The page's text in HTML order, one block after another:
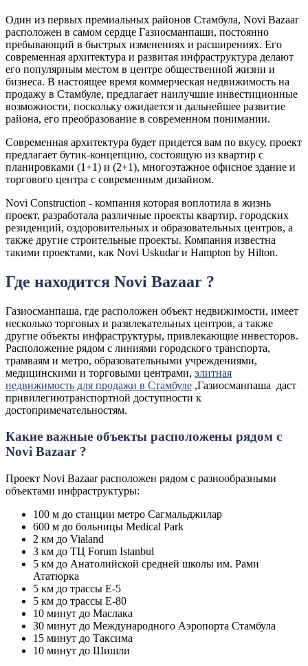
Один из первых премиальных районов Стамбула, Novi Bazaar
расположен в самом сердце Газиосманпаши, постоянно
пребывающий в быстрых изменениях и расширениях. Его
современная архитектура и развитая инфраструктура делают
его популярным местом в центре общественной жизни и
бизнеса. В настоящее время коммерческая недвижимость на
продажу в Стамбуле, предлагает наилучшие инвестиционные
возможности, поскольку ожидается и дальнейшее развитие
района, его преобразование в современном понимании.
Современная архитектура будет придется вам по вкусу, проект
предлагает бутик-концепцию, состоящую из квартир с
планировками (1+1) и (2+1), многоэтажное офисное здание и
торгового центра с современным дизайном.
Novi Construction - компания которая воплотила в жизнь
проект, разработала различные проекты квартир, городских
резиденций, оздоровительных и образовательных центров, а
также другие строительные проекты. Компания известна
такими проектами, как Novi Uskudar и Hampton by Hilton.
Где находится Novi Bazaar ?
Газиосманпаша, где расположен объект недвижимости, имеет
несколько торговых и развлекательных центров, а также
другие объекты инфраструктуры, привлекающие инвесторов.
Расположение рядом с линиями городского транспорта,
трамваям и метро, образовательными учреждениями,
медицинскими и торговыми центрами, элитная
недвижимость для продажи в Стамбулe ,Газиосманпаша даст
привилегиютранспортной доступности к
достопримечательностям.
Какие важные объекты расположены рядом с
Novi Bazaar ?
Проект Novi Bazaar расположен рядом с разнообразными
объектами инфраструктуры:
100 м до станции метро Сагмальджилар
600 м до больницы Medical Park
2 км до Vialand
3 км до ТЦ Forum Istanbul
5 км до Анатолийской средней школы им. Рами
Ататюрка
5 км до трассы Е-5
5 км до трассы Е-80
10 минут до Маслака
30 минут до Международного Аэропорта Стамбула
15 минут до Таксима
10 минут до Шишли